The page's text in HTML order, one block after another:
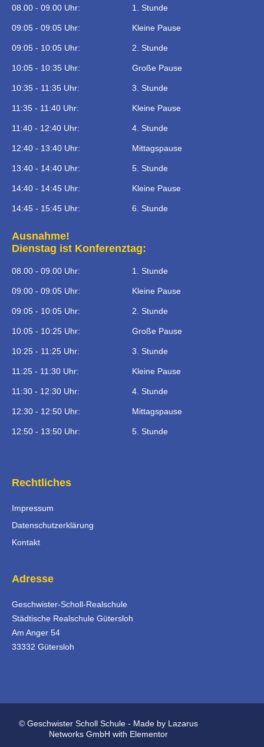
08.00 - 09.00 Uhr: 1. Stunde
09:05 - 09:05 Uhr: Kleine Pause
09:05 - 10:05 Uhr: 2. Stunde
10:05 - 10:35 Uhr: Große Pause
10:35 - 11:35 Uhr: 3. Stunde
11:35 - 11:40 Uhr: Kleine Pause
11:40 - 12:40 Uhr: 4. Stunde
12:40 - 13:40 Uhr: Mittagspause
13:40 - 14:40 Uhr: 5. Stunde
14:40 - 14:45 Uhr: Kleine Pause
14:45 - 15:45 Uhr: 6. Stunde
Ausnahme!
Dienstag ist Konferenztag:
08.00 - 09.00 Uhr: 1. Stunde
09:00 - 09:05 Uhr: Kleine Pause
09:05 - 10:05 Uhr: 2. Stunde
10:05 - 10:25 Uhr: Große Pause
10:25 - 11:25 Uhr: 3. Stunde
11:25 - 11:30 Uhr: Kleine Pause
11:30 - 12:30 Uhr: 4. Stunde
12:30 - 12:50 Uhr: Mittagspause
12:50 - 13:50 Uhr: 5. Stunde
Rechtliches
Impressum
Datenschutzerklärung
Kontakt
Adresse
Geschwister-Scholl-Realschule
Städtische Realschule Gütersloh
Am Anger 54
33332 Gütersloh
© Geschwister Scholl Schule - Made by Lazarus
Networks GmbH with Elementor